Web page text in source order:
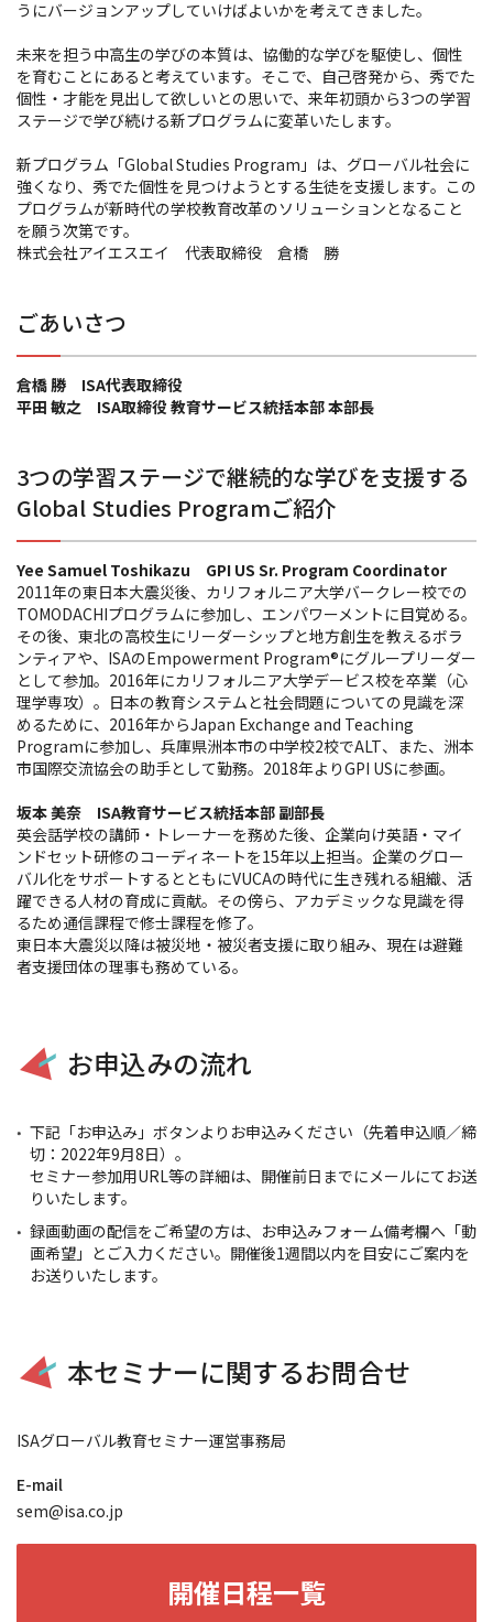
うにバージョンアップしていけばよいかを考えてきました。
未来を担う中高生の学びの本質は、協働的な学びを駆使し、個性
を育むことにあると考えています。そこで、自己啓発から、秀でた
個性・才能を見出して欲しいとの思いで、来年初頭から3つの学習
ステージで学び続ける新プログラムに変革いたします。
新プログラム「Global Studies Program」は、グローバル社会に
強くなり、秀でた個性を見つけようとする生徒を支援します。この
プログラムが新時代の学校教育改革のソリューションとなること
を願う次第です。
株式会社アイエスエイ 代表取締役 倉橋 勝
ごあいさつ
倉橋 勝 ISA代表取締役
平田 敏之 ISA取締役 教育サービス統括本部 本部長
3つの学習ステージで継続的な学びを支援する
Global Studies Programご紹介
Yee Samuel Toshikazu GPI US Sr. Program Coordinator
2011年の東日本大震災後、カリフォルニア大学バークレー校での
TOMODACHIプログラムに参加し、エンパワーメントに目覚める。
その後、東北の高校生にリーダーシップと地方創生を教えるボラ
ンティアや、ISAのEmpowerment Program®にグループリーダー
として参加。2016年にカリフォルニア大学デービス校を卒業（心
理学専攻）。日本の教育システムと社会問題についての見識を深
めるために、2016年からJapan Exchange and Teaching
Programに参加し、兵庫県洲本市の中学校2校でALT、また、洲本
市国際交流協会の助手として勤務。2018年よりGPI USに参画。
坂本 美奈 ISA教育サービス統括本部 副部長
英会話学校の講師・トレーナーを務めた後、企業向け英語・マイ
ンドセット研修のコーディネートを15年以上担当。企業のグロー
バル化をサポートするとともにVUCAの時代に生き残れる組織、活
躍できる人材の育成に貢献。その傍ら、アカデミックな見識を得
るため通信課程で修士課程を修了。
東日本大震災以降は被災地・被災者支援に取り組み、現在は避難
者支援団体の理事も務めている。
お申込みの流れ
下記「お申込み」ボタンよりお申込みください（先着申込順／締
切：2022年9月8日）。
セミナー参加用URL等の詳細は、開催前日までにメールにてお送
りいたします。
録画動画の配信をご希望の方は、お申込みフォーム備考欄へ「動
画希望」とご入力ください。開催後1週間以内を目安にご案内を
お送りいたします。
本セミナーに関するお問合せ
ISAグローバル教育セミナー運営事務局
E-mail
sem@isa.co.jp
開催日程一覧